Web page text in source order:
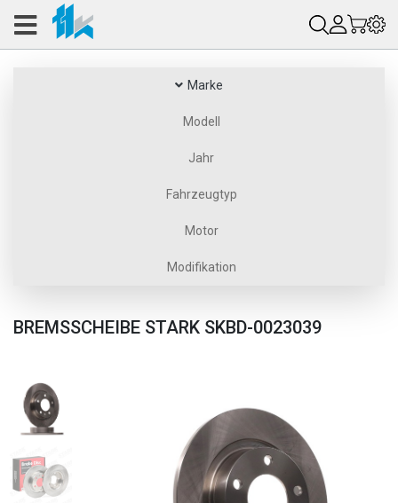
Marke
Modell
Jahr
Fahrzeugtyp
Motor
Modifikation
BREMSSCHEIBE STARK SKBD-0023039